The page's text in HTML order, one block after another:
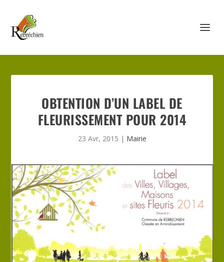
OBTENTION D’UN LABEL DE
FLEURISSEMENT POUR 2014
23 Avr, 2015 | Mairie